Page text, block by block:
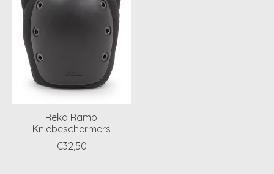
Rekd Ramp
Kniebeschermers
€32,50